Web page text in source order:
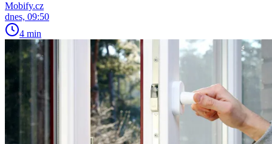
Mobify.cz
dnes, 09:50
4 min